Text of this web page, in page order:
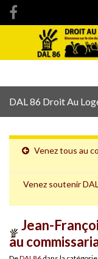
Search
DAL 86 Droit Au
Venez tous au
Venez soutenir
Jean-
au